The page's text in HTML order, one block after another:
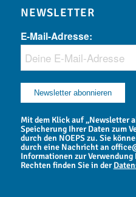
NEWSLETTER
E-Mail-Adresse:
Mit dem Klick auf „Newsletter
Speicherung Ihrer Daten zum
durch den NOEPS zu. Sie
durch eine Nachricht an
Informationen zur
Rechten finden Sie in der